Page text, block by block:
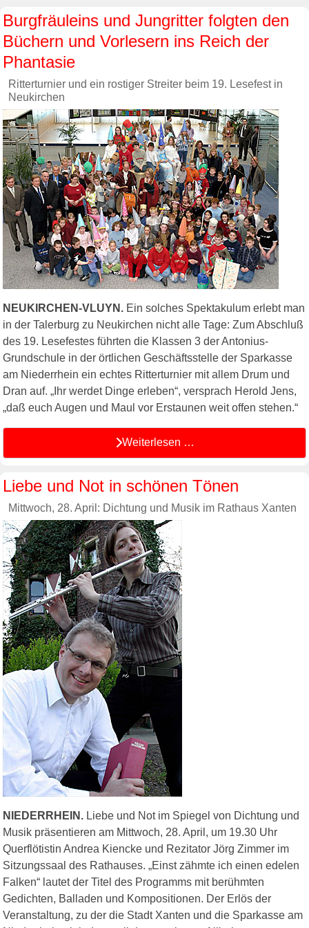
Burgfräuleins und Jungritter folgten den
Büchern und Vorlesern ins Reich der
Phantasie
Ritterturnier und ein rostiger Streiter beim 19. Lesefest in
Neukirchen
NEUKIRCHEN-VLUYN. Ein solches Spektakulum erlebt man
in der Talerburg zu Neukirchen nicht alle Tage: Zum Abschluß
des 19. Lesefestes führten die Klassen 3 der Antonius-
Grundschule in der örtlichen Geschäftsstelle der Sparkasse
am Niederrhein ein echtes Ritterturnier mit allem Drum und
Dran auf. „Ihr werdet Dinge erleben“, versprach Herold Jens,
„daß euch Augen und Maul vor Erstaunen weit offen stehen.“
Weiterlesen …
Liebe und Not in schönen Tönen
Mittwoch, 28. April: Dichtung und Musik im Rathaus Xanten
NIEDERRHEIN. Liebe und Not im Spiegel von Dichtung und
Musik präsentieren am Mittwoch, 28. April, um 19.30 Uhr
Querflötistin Andrea Kiencke und Rezitator Jörg Zimmer im
Sitzungssaal des Rathauses. „Einst zähmte ich einen edelen
Falken“ lautet der Titel des Programms mit berühmten
Gedichten, Balladen und Kompositionen. Der Erlös der
Veranstaltung, zu der die Stadt Xanten und die Sparkasse am